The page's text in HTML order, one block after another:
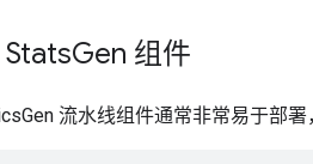
Gen 组件
流水线组件通常非常易于部